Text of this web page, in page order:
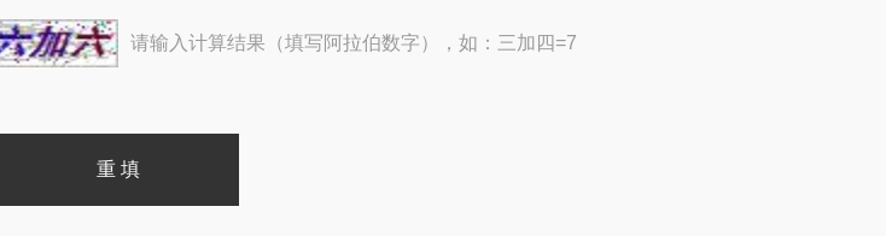
请输入计算结果（填写阿拉伯数字），如：三加四=7